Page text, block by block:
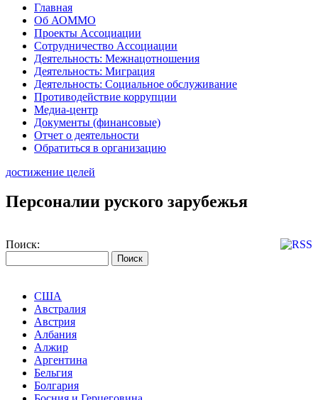
Главная
Об АОММО
Проекты Ассоциации
Сотрудничество Ассоциации
Деятельность: Межнацотношения
Деятельность: Миграция
Деятельность: Социальное обслуживание
Противодействие коррупции
Медиа-центр
Документы (финансовые)
Отчет о деятельности
Обратиться в организацию
достижение целей
Персоналии руского зарубежья
Поиск:
США
Австралия
Австрия
Албания
Алжир
Аргентина
Бельгия
Болгария